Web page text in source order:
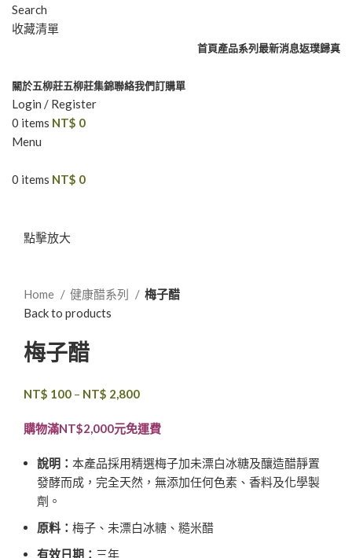
Search
收藏清單
首頁產品系列最新消息返璞歸真
關於五柳莊五柳莊集錦聯絡我們訂購單
Login / Register
0 items NT$ 0
Menu
0 items NT$ 0
點擊放大
Home 健康醋系列
梅子醋
Back to products
梅子醋
NT$ 100 – NT$ 2,800
購物滿NT$2,000元免運費
說明： 本產品採用精選梅子加未漂白冰糖及釀造醋靜置
發酵而成，完全天然，無添加任何色素、香料及化學製
劑。
原料： 梅子、未漂白冰糖、糙米醋
有效日期： 三年